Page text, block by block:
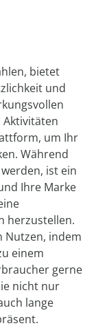
bietet
und
Aktivitäten
um Ihr
Während
ist ein
Ihre Marke
herzustellen.
Nutzen, indem
einem
gerne
nicht nur
lange